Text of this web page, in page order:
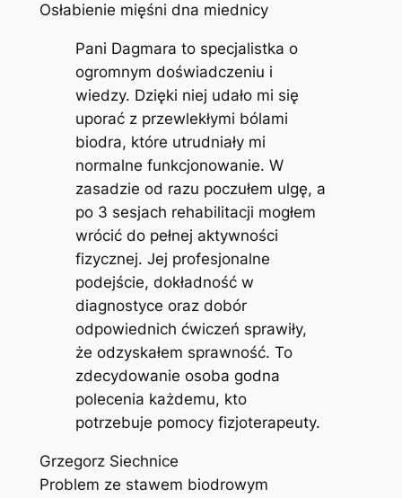
Osłabienie mięśni dna miednicy
Pani Dagmara to specjalistka o
ogromnym doświadczeniu i
wiedzy. Dzięki niej udało mi się
uporać z przewlekłymi bólami
biodra, które utrudniały mi
normalne funkcjonowanie. W
zasadzie od razu poczułem ulgę, a
po 3 sesjach rehabilitacji mogłem
wrócić do pełnej aktywności
fizycznej. Jej profesjonalne
podejście, dokładność w
diagnostyce oraz dobór
odpowiednich ćwiczeń sprawiły,
że odzyskałem sprawność. To
zdecydowanie osoba godna
polecenia każdemu, kto
potrzebuje pomocy fizjoterapeuty.
Grzegorz Siechnice
Problem ze stawem biodrowym